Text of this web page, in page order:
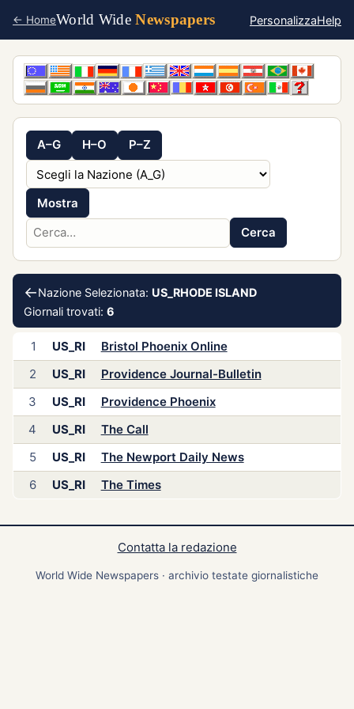
← HomeWorld WideNewspapers PersonalizzaHelp
A–G H–O P–Z
Mostra
Cerca
←Nazione Selezionata: US_RHODE ISLAND
Giornali trovati:6
1 US_RI
Bristol Phoenix Online
2
US_RI
Providence Journal-Bulletin
3
US_RI
Providence Phoenix
4
US_RI
The Call
5
US_RI
The Newport Daily News
6
US_RI The Times
Contatta la redazione
World Wide Newspapers · archivio testate giornalistiche